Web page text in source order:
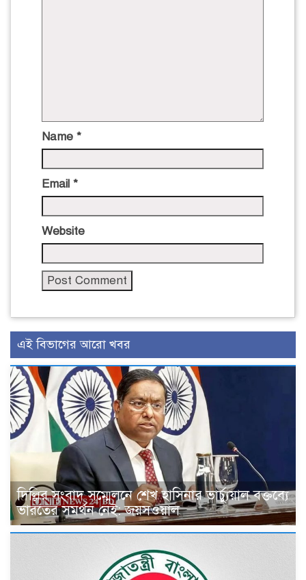
Name *
Email *
Website
এই বিভাগের আরো খবর
দিল্লির সংবাদ সম্মেলনে শেখ হাসিনার ভার্চ্যুয়াল বক্তব্যে
ভারতের সমর্থন নেই: জয়সওয়াল